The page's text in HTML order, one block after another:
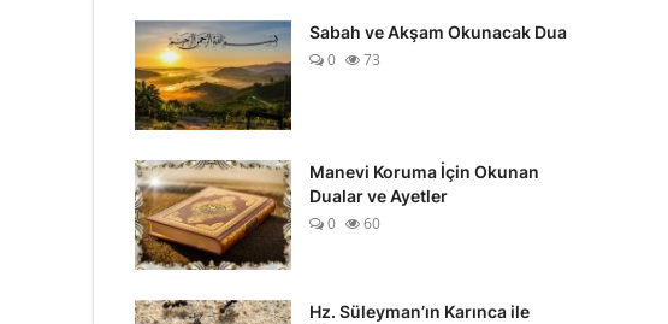
Sabah ve Akşam Okunacak Dua
0
73
Manevi Koruma İçin Okunan
Dualar ve Ayetler
0
60
Hz. Süleyman’ın Karınca ile